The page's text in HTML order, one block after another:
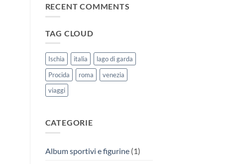
e
locali
nascosti
dell’isola
RECENT COMMENTS
TAG CLOUD
Ischia italia
lago di garda
Procida
roma
venezia
viaggi
CATEGORIE
Album sportivi e figurine(1)